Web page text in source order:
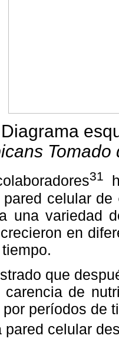
31
celular de
una variedad
en
que
carencia de
períodos de
pared celular